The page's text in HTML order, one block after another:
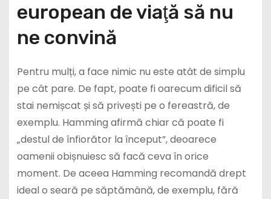
european de viaţă să nu
ne convină
Pentru mulți, a face nimic nu este atât de simplu
pe cât pare. De fapt, poate fi oarecum dificil să
stai nemișcat și să privești pe o fereastră, de
exemplu. Hamming afirmă chiar că poate fi
„destul de înfiorător la început”, deoarece
oamenii obișnuiesc să facă ceva în orice
moment. De aceea Hamming recomandă drept
ideal o seară pe săptămână, de exemplu, fără